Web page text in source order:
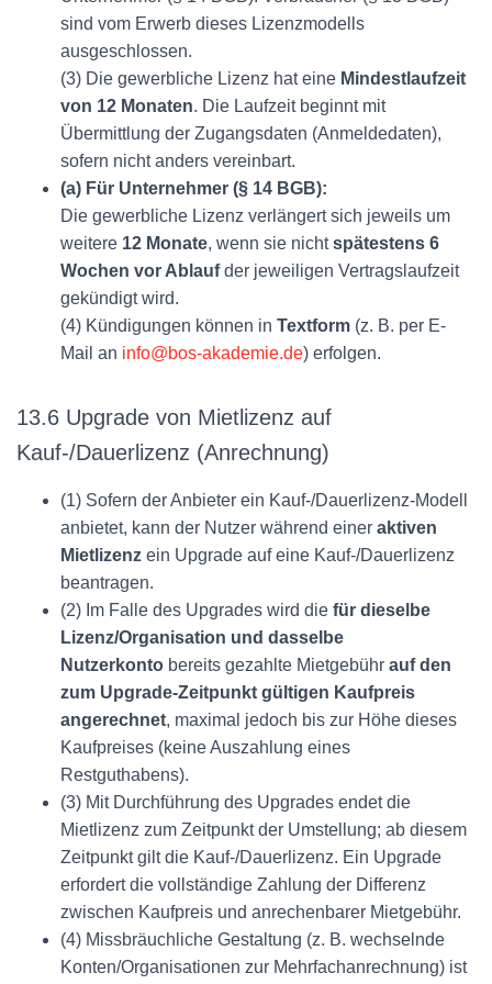
sind vom Erwerb dieses Lizenzmodells
ausgeschlossen.
(3) Die gewerbliche Lizenz hat eine Mindestlaufzeit
von 12 Monaten. Die Laufzeit beginnt mit
Übermittlung der Zugangsdaten (Anmeldedaten),
sofern nicht anders vereinbart.
(a) Für Unternehmer (§ 14 BGB):
Die gewerbliche Lizenz verlängert sich jeweils um
weitere 12 Monate, wenn sie nichtspätestens 6
Wochen vor Ablaufder jeweiligen Vertragslaufzeit
gekündigt wird.
(4) Kündigungen können in Textform (z. B. per E-
Mail an info@bos-akademie.de) erfolgen.
13.6 Upgrade von Mietlizenz auf
Kauf-/Dauerlizenz (Anrechnung)
(1) Sofern der Anbieter ein Kauf-/Dauerlizenz-Modell
anbietet, kann der Nutzer während einer aktiven
Mietlizenz ein Upgrade auf eine Kauf-/Dauerlizenz
beantragen.
(2) Im Falle des Upgrades wird die für dieselbe
Lizenz/Organisation und dasselbe
Nutzerkonto bereits gezahlte Mietgebühr auf den
zum Upgrade-Zeitpunkt gültigen Kaufpreis
angerechnet, maximal jedoch bis zur Höhe dieses
Kaufpreises (keine Auszahlung eines
Restguthabens).
(3) Mit Durchführung des Upgrades endet die
Mietlizenz zum Zeitpunkt der Umstellung; ab diesem
Zeitpunkt gilt die Kauf-/Dauerlizenz. Ein Upgrade
erfordert die vollständige Zahlung der Differenz
zwischen Kaufpreis und anrechenbarer Mietgebühr.
(4) Missbräuchliche Gestaltung (z. B. wechselnde
Konten/Organisationen zur Mehrfachanrechnung) ist